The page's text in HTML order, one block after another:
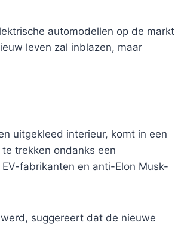
automodellen op de markt
leven zal inblazen, maar
uitgekleed interieur, komt in een
trekken ondanks een
fabrikanten en anti-Elon Musk-
suggereert dat de nieuwe